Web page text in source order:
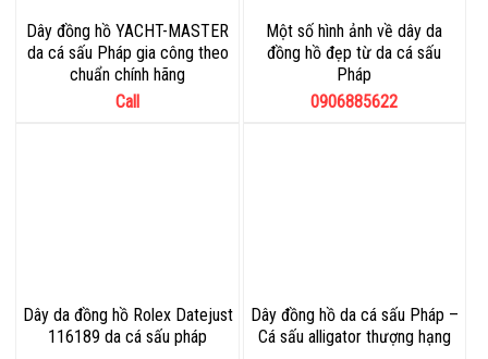
Dây đồng hồ YACHT-MASTER
da cá sấu Pháp gia công theo
chuẩn chính hãng
Call
Một số hình ảnh về dây da
đồng hồ đẹp từ da cá sấu
Pháp
0906885622
Dây da đồng hồ Rolex Datejust
116189 da cá sấu pháp
Dây đồng hồ da cá sấu Pháp –
Cá sấu alligator thượng hạng